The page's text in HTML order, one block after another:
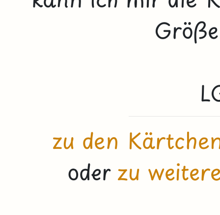
zu den
oder zu